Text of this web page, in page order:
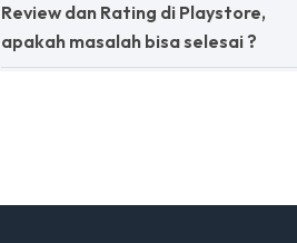
Review dan Rating di Playstore,
apakah masalah bisa selesai ?